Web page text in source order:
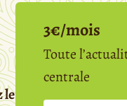
le
3€/mois
Toute
centrale